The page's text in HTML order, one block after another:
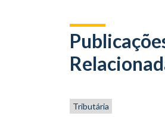
Tributária